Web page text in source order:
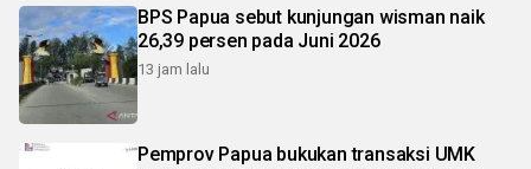
BPS Papua sebut kunjungan wisman naik
26,39 persen pada Juni 2026
13 jam lalu
Pemprov Papua bukukan transaksi UMK